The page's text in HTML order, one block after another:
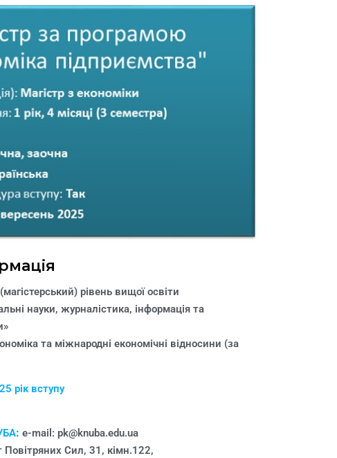
рівень вищої освіти
науки, журналістика, інформація та
та міжнародні економічні відносини (за
рік вступу
: e-mail: pk@knuba.edu.ua
Сил, 31, кімн.122,